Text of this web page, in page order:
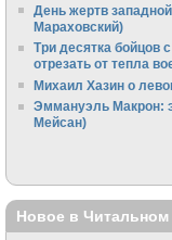
День жертв
Мараховский)
Три десятка бойцов
отрезать от тепла
Михаил Хазин о
Эммануэль Макрон:
Мейсан)
Новое в Читальном